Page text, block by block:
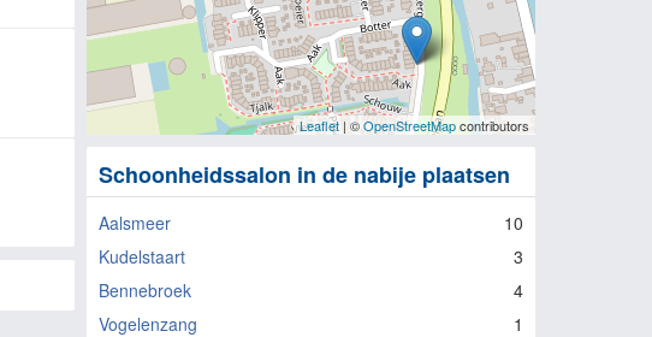
Leaflet| ©OpenStreetMapcontributors
Schoonheidssalon in de nabije plaatsen
Aalsmeer
10
Kudelstaart
3
Bennebroek
4
Vogelenzang
1